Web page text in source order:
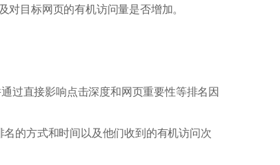
目标网页的有机访问量是否增加。
过直接影响点击深度和网页重要性等排名因
的方式和时间以及他们收到的有机访问次